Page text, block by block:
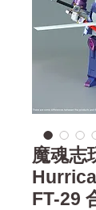
魔魂志
FT-29